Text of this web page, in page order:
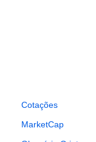
Cotações
MarketCap